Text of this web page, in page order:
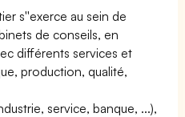
s''exerce au sein de
de conseils, en
différents services et
production, qualité,
service, banque, ...),